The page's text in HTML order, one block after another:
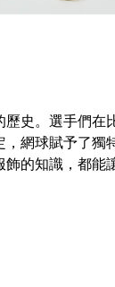
史。選手們
網球賦予了
的知識，都能